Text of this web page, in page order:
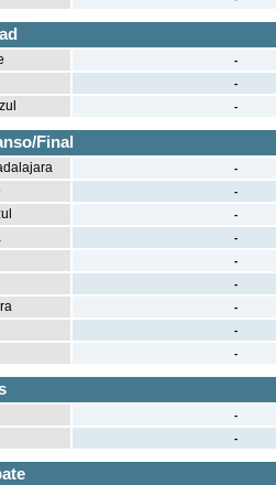
-
-
-
Final
-
-
-
-
-
-
-
-
-
-
-